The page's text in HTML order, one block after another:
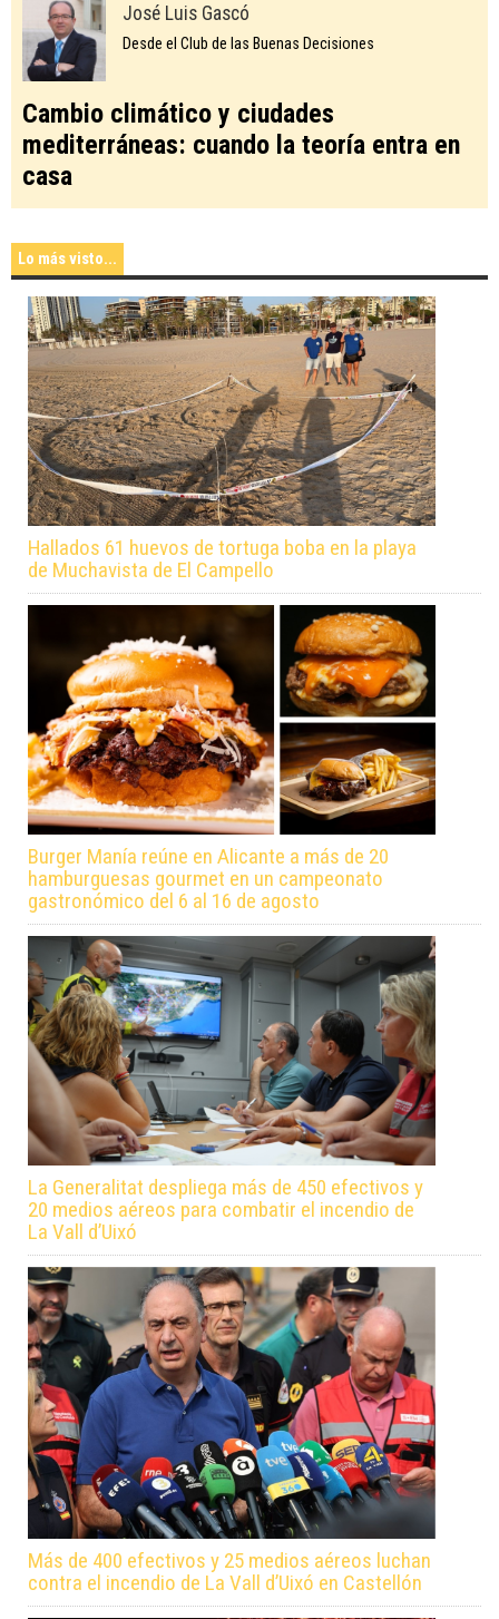
José Luis Gascó
Desde el Club de las Buenas Decisiones
Cambio climático y ciudades
mediterráneas: cuando la teoría entra en
casa
Lo más visto...
Hallados 61 huevos de tortuga boba en la playa
de Muchavista de El Campello
Burger Manía reúne en Alicante a más de 20
hamburguesas gourmet en un campeonato
gastronómico del 6 al 16 de agosto
La Generalitat despliega más de 450 efectivos y
20 medios aéreos para combatir el incendio de
La Vall d’Uixó
Más de 400 efectivos y 25 medios aéreos luchan
contra el incendio de La Vall d’Uixó en Castellón